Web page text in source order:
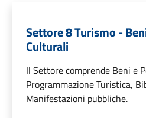
Settore 8 Turismo -
Culturali
Il Settore comprende Beni e
Programmazione Turistica,
Manifestazioni pubbliche.